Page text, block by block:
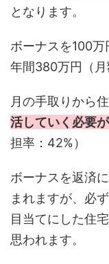
となります。
ボーナスを100
年間380万円（月
月の手取りから
活していく必要
担率：42%）
ボーナスを返済
まれますが、必
目当てにした住
思われます。